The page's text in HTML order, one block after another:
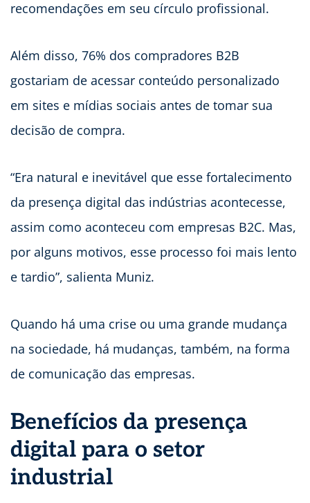
recomendações em seu círculo profissional.
Além disso, 76% dos compradores B2B
gostariam de acessar conteúdo personalizado
em sites e mídias sociais antes de tomar sua
decisão de compra.
“Era natural e inevitável que esse fortalecimento
da presença digital das indústrias acontecesse,
assim como aconteceu com empresas B2C. Mas,
por alguns motivos, esse processo foi mais lento
e tardio”, salienta Muniz.
Quando há uma crise ou uma grande mudança
na sociedade, há mudanças, também, na forma
de comunicação das empresas.
Benefícios da presença
digital para o setor
industrial